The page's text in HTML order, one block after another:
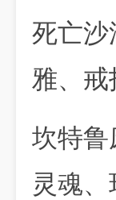
死亡沙
雅、戒
坎特鲁
灵魂